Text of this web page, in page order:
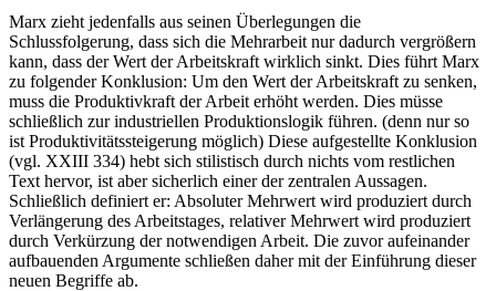
Marx zieht jedenfalls aus seinen Überlegungen die
Schlussfolgerung, dass sich die Mehrarbeit nur dadurch vergrößern
kann, dass der Wert der Arbeitskraft wirklich sinkt. Dies führt Marx
zu folgender Konklusion: Um den Wert der Arbeitskraft zu senken,
muss die Produktivkraft der Arbeit erhöht werden. Dies müsse
schließlich zur industriellen Produktionslogik führen. (denn nur so
ist Produktivitätssteigerung möglich) Diese aufgestellte Konklusion
(vgl. XXIII 334) hebt sich stilistisch durch nichts vom restlichen
Text hervor, ist aber sicherlich einer der zentralen Aussagen.
Schließlich definiert er: Absoluter Mehrwert wird produziert durch
Verlängerung des Arbeitstages, relativer Mehrwert wird produziert
durch Verkürzung der notwendigen Arbeit. Die zuvor aufeinander
aufbauenden Argumente schließen daher mit der Einführung dieser
neuen Begriffe ab.